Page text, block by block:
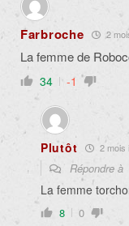
Farbroche 2
La femme de
34 -1
Plutôt 2 mois
Répondre à
La femme
8 0